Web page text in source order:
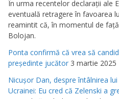
În urma recentelor declaraţii ale
eventuală retragere în favoarea
reamintit că, în momentul de
Bolojan.
Ponta confirmă că vrea să
preşedinte jucător 3 martie 2025
Nicuşor Dan, despre întâlnirea
Ucrainei: Eu cred că Zelenski a